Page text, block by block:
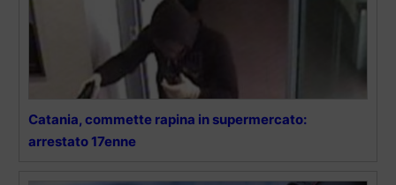
Catania, commette rapina in supermercato:
arrestato 17enne